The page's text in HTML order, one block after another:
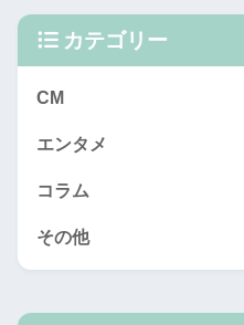
カテゴリー
CM
エンタメ
コラム
その他